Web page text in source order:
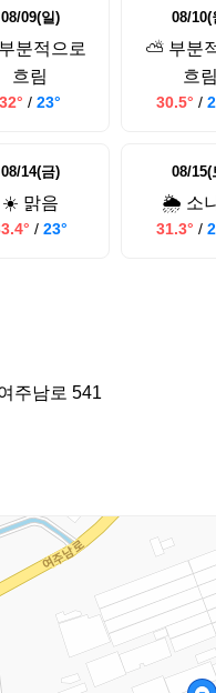
08/09(일)
분적으로
흐림
32° / 23°
08/10(
⛅ 부분
흐림
30.5° /
08/14(금)
☀️ 맑음
/ 23°
08/15(
🌦️ 소
31.3° /
주남로 541